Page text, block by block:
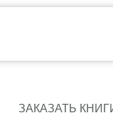
ЗАКАЗАТЬ